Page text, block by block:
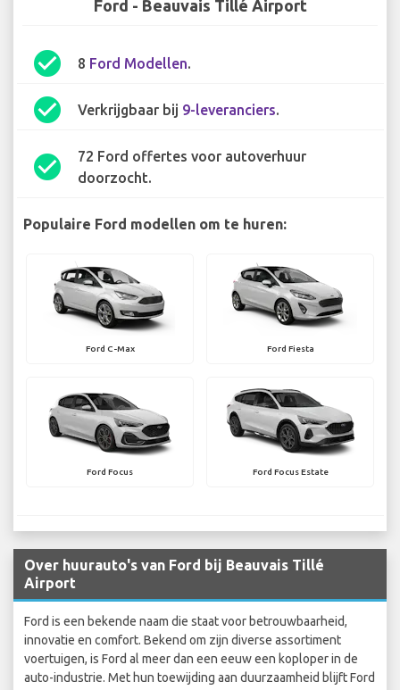
Ford - Beauvais Tillé Airport
check_circle 8 Ford Modellen.
check_circle Verkrijgbaar bij 9-leveranciers.
check_circle
72 Ford offertes voor autoverhuur
doorzocht.
Populaire Ford modellen om te huren:
Ford C-Max Ford Fiesta
Ford Focus Ford Focus Estate
Over huurauto's van Ford bij Beauvais Tillé
Airport
Ford is een bekende naam die staat voor betrouwbaarheid,
innovatie en comfort. Bekend om zijn diverse assortiment
voertuigen, is Ford al meer dan een eeuw een koploper in de
auto-industrie. Met hun toewijding aan duurzaamheid blijft Ford